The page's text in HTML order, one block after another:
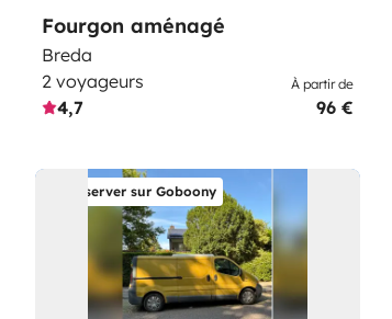
Fourgon aménagé
Breda
2 voyageurs
4,7
À partir de
96 €
Réserver sur Goboony